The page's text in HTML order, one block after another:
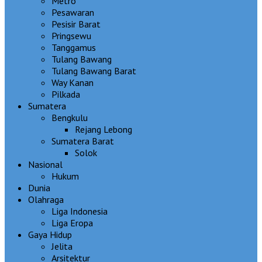
Pesawaran
Pesisir Barat
Pringsewu
Tanggamus
Tulang Bawang
Tulang Bawang Barat
Way Kanan
Pilkada
Sumatera
Bengkulu
Rejang Lebong
Sumatera Barat
Solok
Nasional
Hukum
Dunia
Olahraga
Liga Indonesia
Liga Eropa
Gaya Hidup
Jelita
Arsitektur